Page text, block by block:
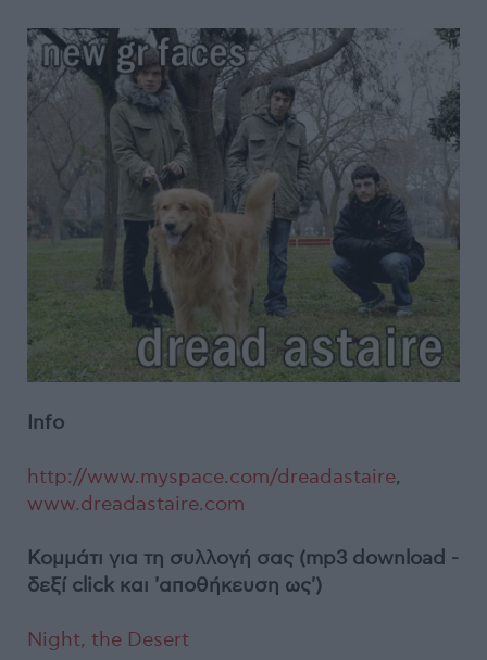
Info
http://www.myspace.com/dreadastaire,
www.dreadastaire.com
Κομμάτι για τη συλλογή σας (mp3 download -
δεξί click και 'αποθήκευση ως')
Night, the Desert